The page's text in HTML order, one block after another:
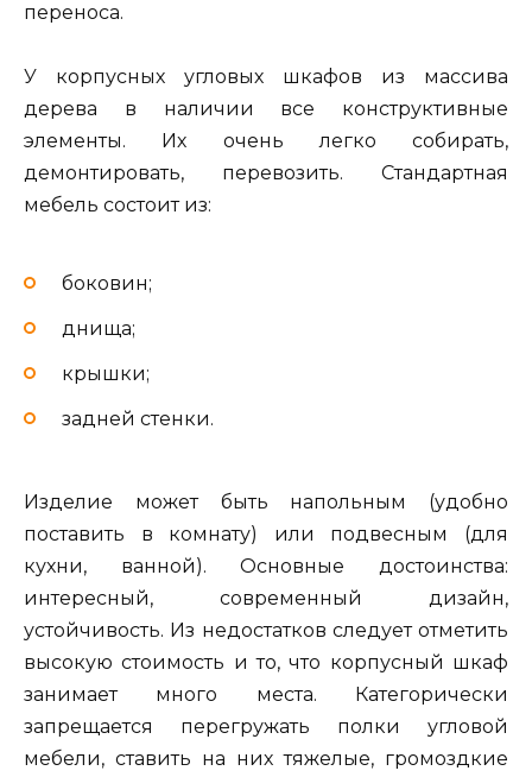
переноса.
У корпусных угловых шкафов из массива
дерева в наличии все конструктивные
элементы. Их очень легко собирать,
демонтировать, перевозить. Стандартная
мебель состоит из:
боковин;
днища;
крышки;
задней стенки.
Изделие может быть напольным (удобно
поставить в комнату) или подвесным (для
кухни, ванной). Основные достоинства:
интересный, современный дизайн,
устойчивость. Из недостатков следует отметить
высокую стоимость и то, что корпусный шкаф
занимает много места. Категорически
запрещается перегружать полки угловой
мебели, ставить на них тяжелые, громоздкие